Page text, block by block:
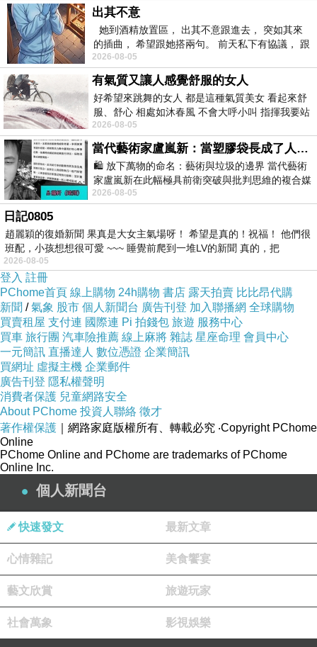
雅典國家考古博物館
Archaeological Museum of Athens
於1866年在目前
的位置開始興建，並於
的考古博物館，收藏許多古希臘藝術中非常重要的
文物。這些文物出自希臘不同的考古地點，年代由
史前到晚古時期都有。
黃金死亡面具Gold death-mask又稱阿伽門
農黃金面具Mask of Agamemnon
希·施里曼
個面具由黃金製成。高26厘米。製作年份上為 西元
前1550年 ~ 前1500年左右，於國王下葬時覆蓋臉部
的面具。
阿伽門農 Agamemnon是希臘邁錫尼國王
伊戰爭是因為他想稱霸愛琴海，他的弟弟墨涅拉俄
斯的妻子海倫被特洛伊的王子
線...
ps. 不過有許多論證認為這件作品的年代要早於阿伽
門農所處的時代。
邁錫尼夫人Mycenaean Lady，邁錫尼時期的女
性。。。
金杯
一座古墓，大約是
西元前15世紀 的作品。
陶雕
出其不意
她到酒精放置區， 出其不意跟進去， 突如其來
的插曲， 希望跟她搭兩句。 前天私下有協議， 跟
著阿弟丟拉基
2026-08-05
有氣質又讓人感覺舒服的女人
好希望來跳舞的女人 都是這種氣質美女 看起來舒
服、舒心 相處如沐春風 不會大呼小叫 指揮我要站
哪個位子 妳老幾？？
2026-08-05
當代藝術家盧嵐新：當塑膠袋長成了人的模樣，我們的目光是否學會了放下偏見？
🛍️ 放下萬物的命名：藝術與垃圾的邊界 當代藝術
家盧嵐新在此幅極具前衛突破與批判思維的複合媒
材新作中，直接將被大眾定義為廢棄物
2026-08-05
日記0805
趙麗穎的復婚新聞 果真是大女主氣場呀！ 希望是真的！祝福！ 他們很
班配，小孩想想很可愛 ~~~ 睡覺前爬到一堆LV的新聞 真的，把
2026-08-05
登入 註冊
PChome首頁 線上購物 24h購物 書店 露天拍賣 比比昂代購
新聞 /氣象 股市 個人新聞台 廣告刊登 加入聯播網 全球購物
買賣租屋 支付連 國際連 Pi 拍錢包 旅遊 服務中心
買車 旅行團 汽車險推薦 線上麻將 雜誌 星座命理 會員中心
一元簡訊 直播達人 數位憑證 企業簡訊
買網址 虛擬主機 企業郵件
廣告刊登 隱私權聲明
消費者保護 兒童網路安全
About PChome 投資人聯絡 徵才
著作權保護 ｜網路家庭版權所有、轉載必究 ‧Copyright PChome
Online
PChome Online and PChome are trademarks of PChome
Online Inc.
個人新聞台
快速發文 最新文章
心情雜記 美食饗宴
藝文欣賞 旅遊玩家
社會萬象 影視娛樂